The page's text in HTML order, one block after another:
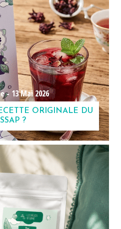
-13 Mai 2026
ORIGINALE DU
?